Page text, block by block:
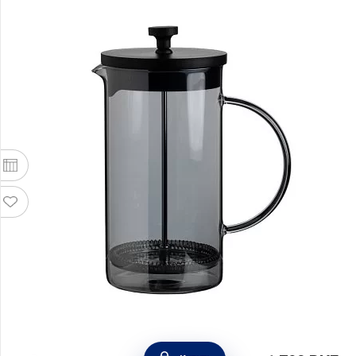
Френч-пресс 1 л, стекло+пластик, цвет